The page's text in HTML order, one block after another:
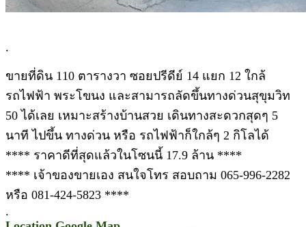
.
ขายที่ดิน 110 ตารางวา ซอยปรีดีย์ 14 แยก 12 ใกล้
รถไฟฟ้า พระโขนง และสามารถลัดขึ้นทางด่วนสุขุมวิท
50 ได้เลย เหมาะสร้างบ้านสวย เดินทางสะดวกสุดๆ 5
นาที ไปขึ้น ทางด่วน หรือ รถไฟฟ้าก็ใกล้ๆ 2 กิโลได้
**** ราคาดีที่สุดแล้วในโซนนี้ 17.9 ล้าน ****
**** เจ้าของขายเอง สนใจโทร สอบถาม 065-996-2282
หรือ 081-424-5823 ****
.